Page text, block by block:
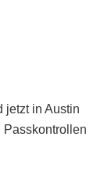
jetzt in Austin
Passkontrollen